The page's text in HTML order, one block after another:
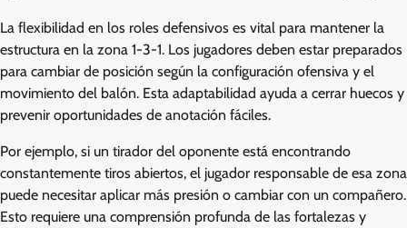
La flexibilidad en los roles defensivos es vital para mantener la
estructura en la zona 1-3-1. Los jugadores deben estar preparados
para cambiar de posición según la configuración ofensiva y el
movimiento del balón. Esta adaptabilidad ayuda a cerrar huecos y
prevenir oportunidades de anotación fáciles.
Por ejemplo, si un tirador del oponente está encontrando
constantemente tiros abiertos, el jugador responsable de esa zona
puede necesitar aplicar más presión o cambiar con un compañero.
Esto requiere una comprensión profunda de las fortalezas y